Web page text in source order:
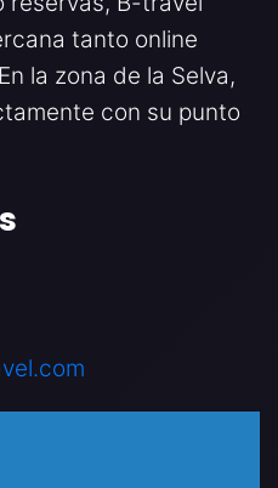
tanto online
la zona de la Selva,
con su punto